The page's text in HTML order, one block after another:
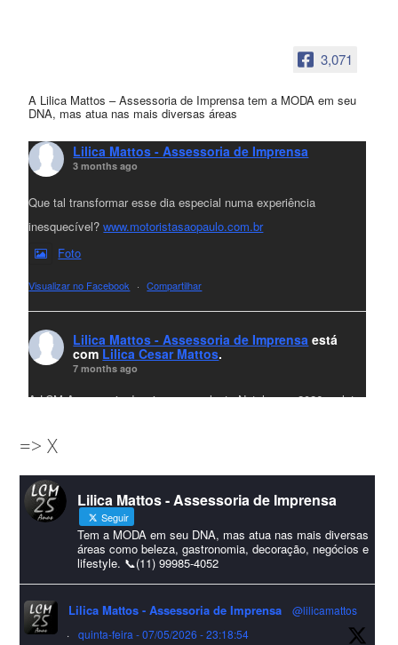
3,071
A Lilica Mattos – Assessoria de Imprensa tem a MODA em seu
DNA, mas atua nas mais diversas áreas
Lilica Mattos - Assessoria de Imprensa
3 months ago
Que tal transformar esse dia especial numa experiência
inesquecível?www.motoristasaopaulo.com.br
Foto
Visualizar no Facebook · Compartilhar
Lilica Mattos - Assessoria de Imprensa está
com Lilica Cesar Mattos.
7 months ago
A LCM Assessoria deseja um excelente Natal e um 2026 repleto
amigos que sempre nos acompanham!🎄✨🥂❤️
#lcmassessoriassessoria#natal #merrychristmas #felizanonovo
#HappyNewYear
Foto
Visualizar no Facebook · Compartilhar
Lilica Mattos - Assessoria de Imprensa
9 months ago
=> X
Lilica Mattos - Assessoria de Imprensa
Seguir
Tem a MODA em seu DNA, mas atua nas mais diversas
áreas como beleza, gastronomia, decoração, negócios e
lifestyle. 📞(11) 99985-4052
Lilica Mattos - Assessoria de Imprensa
@lilicamattos
·
quinta-feira - 07/05/2026 - 23:18:54